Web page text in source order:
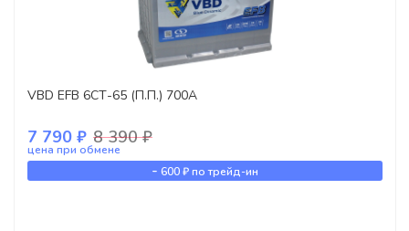
VBD EFB 6СТ-65 (П.П.) 700А
7 790 ₽ 8 390 ₽
цена при обмене
- 600 ₽по трейд-ин